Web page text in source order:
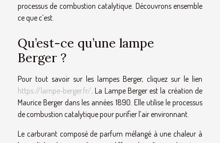
processus de combustion catalytique. Découvrons ensemble
ce que c’est.
Qu’est-ce qu’une lampe
Berger ?
Pour tout savoir sur les lampes Berger, cliquez sur le lien
https://lampe-berger.fr/. La Lampe Berger est la création de
Maurice Berger dans les années 1890. Elle utilise le processus
de combustion catalytique pour purifier l’air environnant.
Le carburant composé de parfum mélangé à une chaleur à